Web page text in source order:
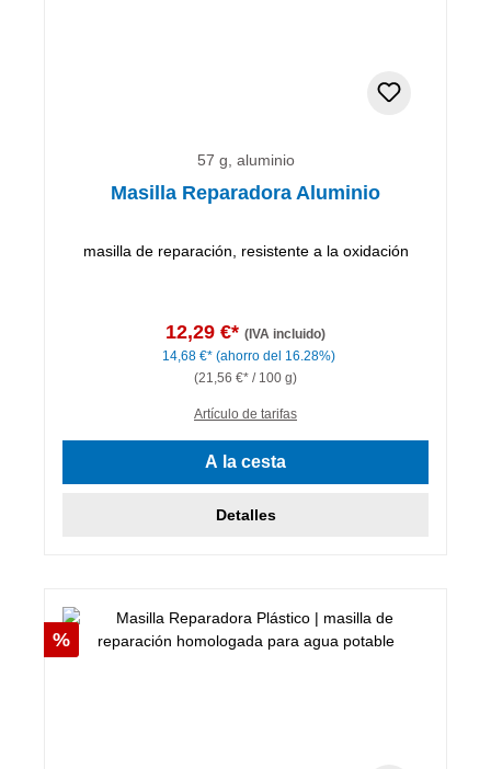
57 g, aluminio
Masilla Reparadora Aluminio
masilla de reparación, resistente a la oxidación
12,29 €* (IVA incluido)
14,68 €* (ahorro del 16.28%)
(21,56 €* / 100 g)
Artículo de tarifas
A la cesta
Detalles
Descuento
%